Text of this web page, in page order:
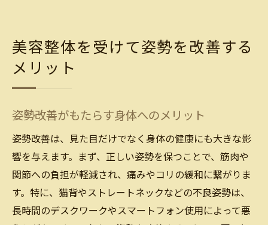
美容整体を受けて姿勢を改善する
メリット
姿勢改善がもたらす身体へのメリット
姿勢改善は、見た目だけでなく身体の健康にも大きな影
響を与えます。まず、正しい姿勢を保つことで、筋肉や
関節への負担が軽減され、痛みやコリの緩和に繋がりま
す。特に、猫背やストレートネックなどの不良姿勢は、
長時間のデスクワークやスマートフォン使用によって悪